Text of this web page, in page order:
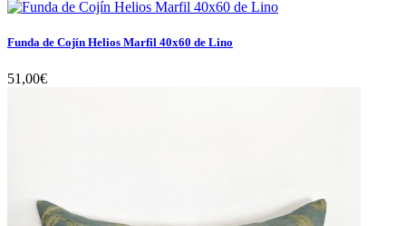
Funda de Cojín Helios Marfil 40x60 de Lino
51,00€